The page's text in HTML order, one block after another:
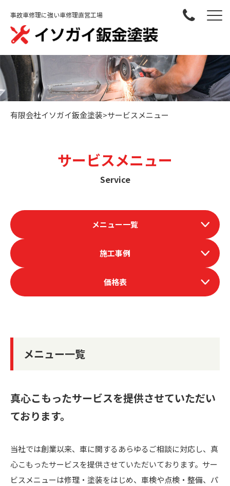
事故車修理に強い車修理直営工場
有限会社イソガイ鈑金塗装>サービスメニュー
サービスメニュー
Service
メニュー一覧
施工事例
価格表
メニュー一覧
真心こもったサービスを提供させていただい
ております。
当社では創業以来、車に関するあらゆるご相談に対応し、真
心こもったサービスを提供させていただいております。サー
ビスメニューは修理・塗装をはじめ、車検や点検・整備、パ